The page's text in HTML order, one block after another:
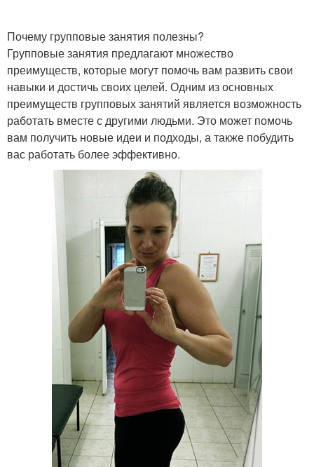
Почему групповые занятия полезны?
Групповые занятия предлагают множество
преимуществ, которые могут помочь вам развить свои
навыки и достичь своих целей. Одним из основных
преимуществ групповых занятий является возможность
работать вместе с другими людьми. Это может помочь
вам получить новые идеи и подходы, а также побудить
вас работать более эффективно.